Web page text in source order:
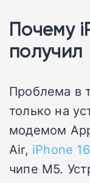
Почему
получил
Проблема в
только на
модемом
Air, iPhone
чипе M5.